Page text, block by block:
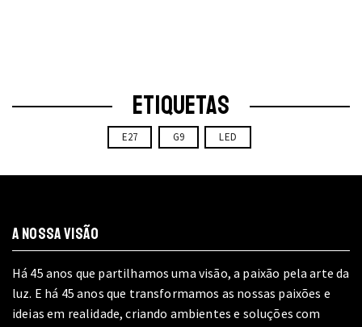
ETIQUETAS
E27 G9 LED
A NOSSA VISÃO
Há 45 anos que partilhamos uma visão, a paixão pela arte da
luz. E há 45 anos que transformamos as nossas paixões e
ideias em realidade, criando ambientes e soluções com